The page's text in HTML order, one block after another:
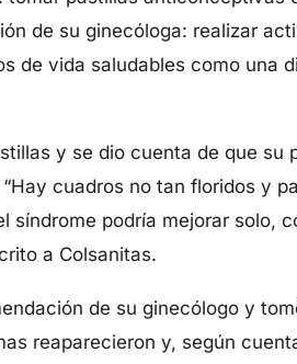
de su ginecóloga: realizar
de vida saludables como una
y se dio cuenta de que su
cuadros no tan floridos y
síndrome podría mejorar solo,
a Colsanitas.
de su ginecólogo y
reaparecieron y, según